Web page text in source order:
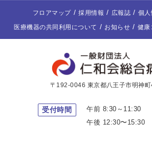
フロアマップ 採用情報 広報誌
個
医療機器の共同利用について
お知らせ 健康
〒192-0046 東京都八王子市明神
受付時間
午前 8:30～11:30
午後 12:30〜15:30